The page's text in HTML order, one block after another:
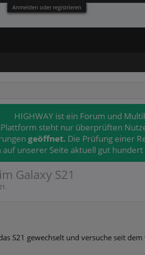
Anmelden oder registrieren
HIGHWAY ist ein Forum und
steht nur überprüften
geöffnet. Die Prüfung einer
auf unserer Seite aktuell gut
Galaxy S21
.
S21 gewechselt und versuche seit